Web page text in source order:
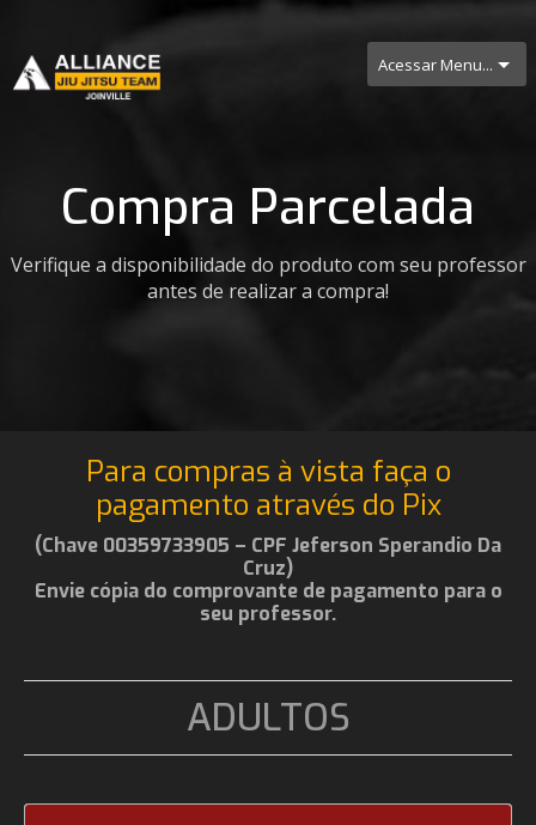
Acessar Menu...
Compra Parcelada
Verifique a disponibilidade do produto com seu professor
antes de realizar a compra!
Para compras à vista faça o
pagamento através do Pix
(Chave 00359733905 – CPF Jeferson Sperandio Da
Cruz)
Envie cópia do comprovante de pagamento para o
seu professor.
ADULTOS